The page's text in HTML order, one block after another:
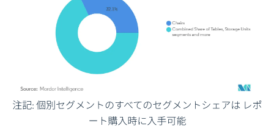
画像 © Mordor Intelligence。再利用にはCC BY 4.0の表示が必要です。